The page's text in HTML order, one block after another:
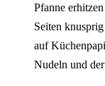
Pfanne
Seiten
auf
Nudeln und